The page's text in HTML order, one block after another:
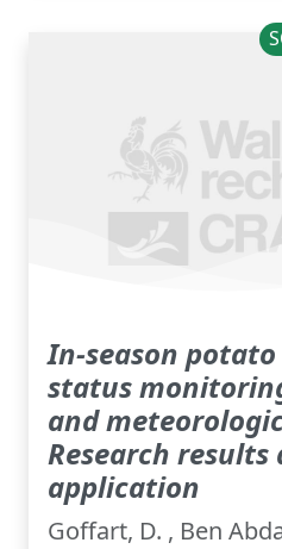
In-season
status
and
Research
application
Goffart, D. , Ben